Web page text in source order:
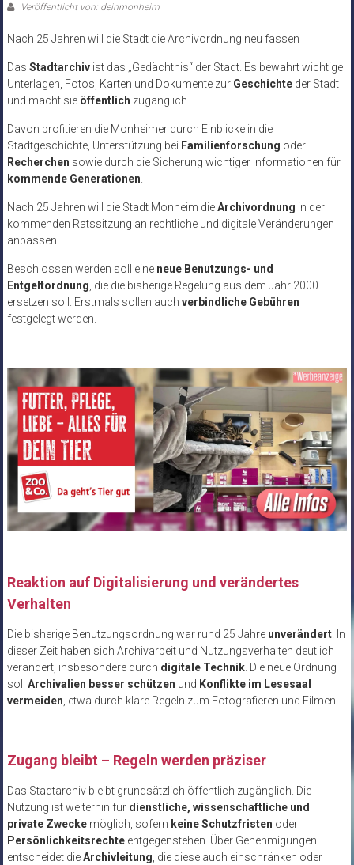
Veröffentlicht von: deinmonheim
Nach 25 Jahren will die Stadt die Archivordnung neu fassen
Das Stadtarchivist das „Gedächtnis“ der Stadt. Es bewahrt wichtige
Unterlagen, Fotos, Karten und Dokumente zur Geschichteder Stadt
und macht sie öffentlich zugänglich.
Davon profitieren die Monheimer durch Einblicke in die
Stadtgeschichte, Unterstützung bei Familienforschung oder
Recherchen sowie durch die Sicherung wichtiger Informationen für
kommende Generationen
Nach 25 Jahren will die Stadt Monheim dieArchivordnung in der
kommenden Ratssitzung an rechtliche und digitale Veränderungen
anpassen.
Beschlossen werden soll eine neue Benutzungs- und
Entgeltordnung , die die bisherige Regelung aus dem Jahr 2000
ersetzen soll. Erstmals sollen auch verbindliche Gebühren
festgelegt werden.
Reaktion auf Digitalisierung und verändertes
Verhalten
Die bisherige Benutzungsordnung war rund 25 Jahre unverändert. In
dieser Zeit haben sich Archivarbeit und Nutzungsverhalten deutlich
verändert, insbesondere durch digitale Technik. Die neue Ordnung
soll Archivalien besser schützen und Konflikte im Lesesaal
vermeiden, etwa durch klare Regeln zum Fotografieren und Filmen.
Zugang bleibt – Regeln werden präziser
Das Stadtarchiv bleibt grundsätzlich öffentlich zugänglich. Die
Nutzung ist weiterhin für dienstliche, wissenschaftliche und
private Zweckemöglich, sofern keine Schutzfristen oder
Persönlichkeitsrechteentgegenstehen. Über Genehmigungen
entscheidet dieArchivleitung, die diese auch einschränken oder